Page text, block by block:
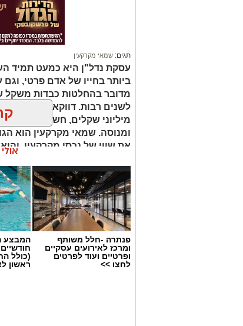
תגים: שמאי מקרקעין
עסקת נדל"ן היא כמעט תמיד
ביותר בחייו של אדם פרטי, וגם
מדובר בהחלטות כבדות משקל
לשנים רבות. דווקא ברגעים
מיליוני שקלים, חשוב שיעמוד
ומנוסה. שמאי מקרקעין הוא
את שווי של נכסי מקרקעין,
החלטות מבוססות, שקולות
פנתרה -חלל משותף
ומרכז לאירועים עסקיים
ופרטיים ועוד לפרטים
לחצו >>
המבצע
(כולל
ראשון